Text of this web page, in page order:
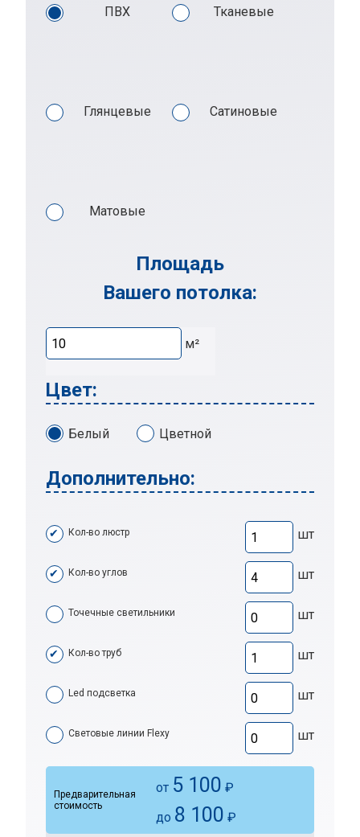
ПВХ Тканевые
Глянцевые Сатиновые
Матовые
Площадь
Вашего потолка:
м²
Цвет:
Белый Цветной
Дополнительно:
Кол-во люстр шт
Кол-во углов шт
Точечные светильники шт
Кол-во труб шт
Led подсветка шт
Световые линии Flexy шт
Предварительная
стоимость
от 5 100 ₽
до 8 100 ₽